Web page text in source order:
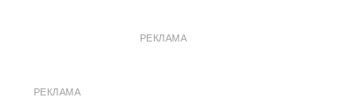
РЕКЛАМА
РЕКЛАМА